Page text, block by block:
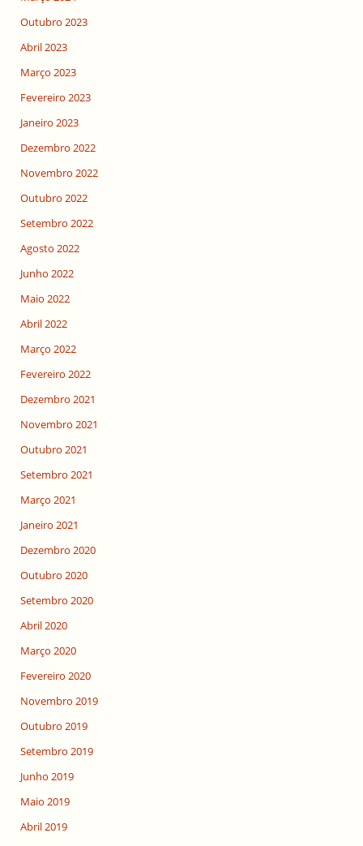
Outubro 2023
Abril 2023
Março 2023
Fevereiro 2023
Janeiro 2023
Dezembro 2022
Novembro 2022
Outubro 2022
Setembro 2022
Agosto 2022
Junho 2022
Maio 2022
Abril 2022
Março 2022
Fevereiro 2022
Dezembro 2021
Novembro 2021
Outubro 2021
Setembro 2021
Março 2021
Janeiro 2021
Dezembro 2020
Outubro 2020
Setembro 2020
Abril 2020
Março 2020
Fevereiro 2020
Novembro 2019
Outubro 2019
Setembro 2019
Junho 2019
Maio 2019
Abril 2019